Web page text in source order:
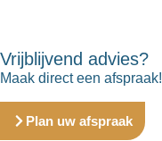
Vrijblijvend advies?
Maak direct een afspraak!
Plan uw afspraak